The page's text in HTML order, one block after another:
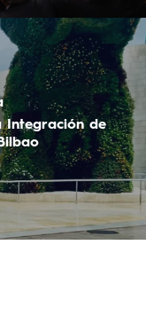
Integración de